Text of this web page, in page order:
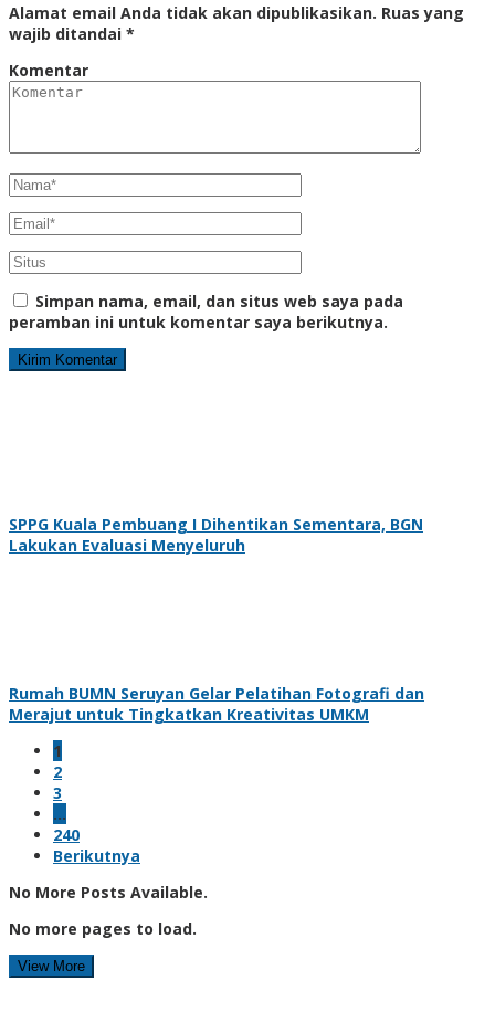
Alamat email Anda tidak akan dipublikasikan. Ruas yang
wajib ditandai *
Komentar
Simpan nama, email, dan situs web saya pada
peramban ini untuk komentar saya berikutnya.
SPPG Kuala Pembuang I Dihentikan Sementara, BGN
Lakukan Evaluasi Menyeluruh
Rumah BUMN Seruyan Gelar Pelatihan Fotografi dan
Merajut untuk Tingkatkan Kreativitas UMKM
1
2
3
…
240
Berikutnya
No More Posts Available.
No more pages to load.
View More